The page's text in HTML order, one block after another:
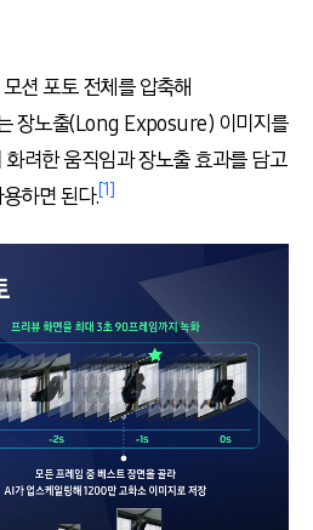
션 포토 전체를 압축해
장노출(Long Exposure) 이미지를
려한 움직임과 장노출 효과를 담고
하면 된다.[1]